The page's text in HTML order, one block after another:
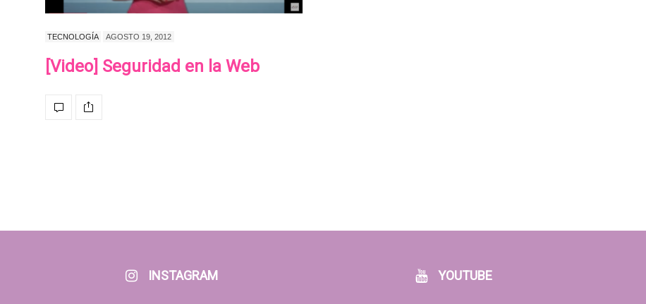
TECNOLOGÍA AGOSTO 19, 2012
[Video] Seguridad en la Web
INSTAGRAM YOUTUBE